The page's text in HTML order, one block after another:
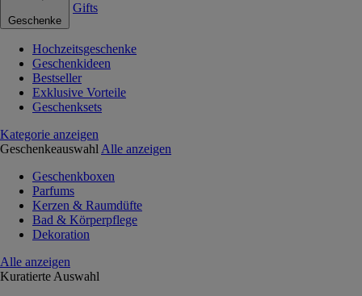
Geschenke
Gifts
Hochzeitsgeschenke
Geschenkideen
Bestseller
Exklusive Vorteile
Geschenksets
Kategorie anzeigen
Geschenkeauswahl Alle anzeigen
Geschenkboxen
Parfums
Kerzen & Raumdüfte
Bad & Körperpflege
Dekoration
Alle anzeigen
Kuratierte Auswahl